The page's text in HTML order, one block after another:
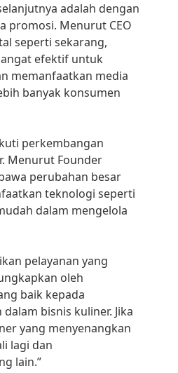
adalah dengan
promosi. Menurut CEO
seperti sekarang,
efektif untuk
memanfaatkan media
banyak konsumen
perkembangan
Menurut Founder
perubahan besar
teknologi seperti
dalam mengelola
pelayanan yang
oleh
baik kepada
bisnis kuliner. Jika
yang menyenangkan
lagi dan
lain.”